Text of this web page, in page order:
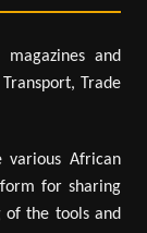
and
Trade
African
for sharing
of the tools and